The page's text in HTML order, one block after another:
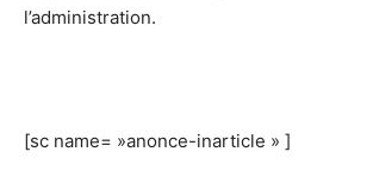
l’administration.
[sc name= »anonce-inarticle » ]